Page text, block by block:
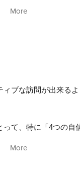
言い換えれば、企業
ーケットの創造の役
と、セールスという
ルスという仕事が
いう仕事に対する感
More
ブな訪問が出来るよ
て、特に「4つの自
More